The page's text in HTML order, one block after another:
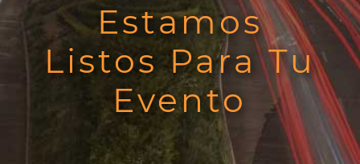
Estamos
Listos Para Tu
Evento